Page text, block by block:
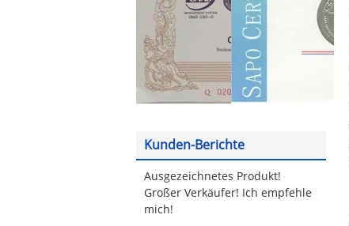
Kunden-Berichte
Ausgezeichnetes Produkt!
Großer Verkäufer! Ich empfehle
mich!